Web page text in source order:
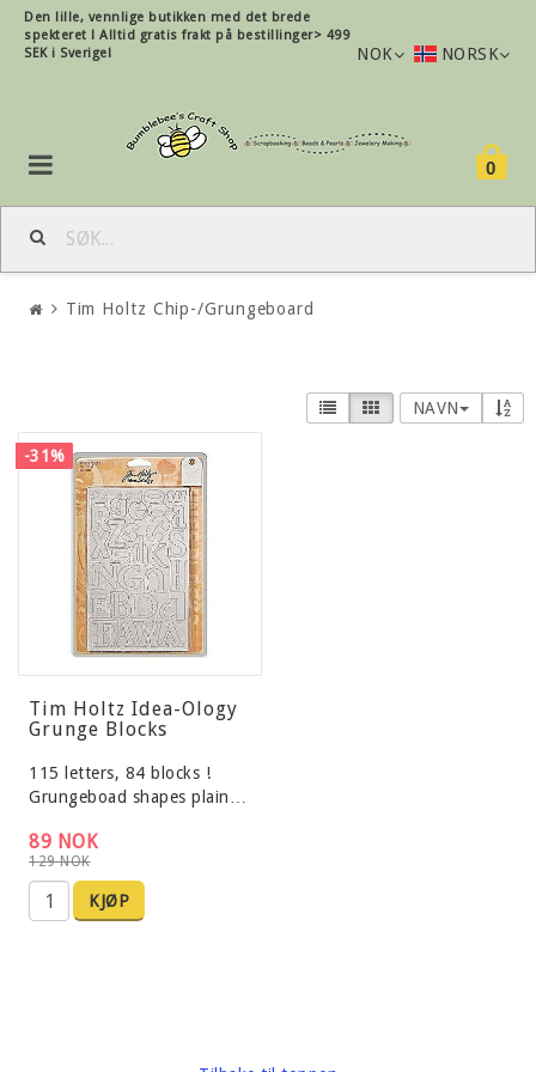
Den lille, vennlige butikken med det brede
spekteret ! Alltid gratis frakt på bestillinger> 499
SEK i Sverige!
NOK NORSK
0
Tim Holtz Chip-/Grungeboard
NAVN
-31%
Tim Holtz Idea-Ology
Grunge Blocks
115 letters, 84 blocks !
Grungeboad shapes plain…
129 NOK
89 NOK
KJØP